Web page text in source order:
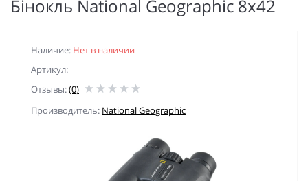
Бiнокль National Geographic 8x42
Наличие: Нет в наличии
Артикул:
Отзывы:(0)
Производитель: National Geographic